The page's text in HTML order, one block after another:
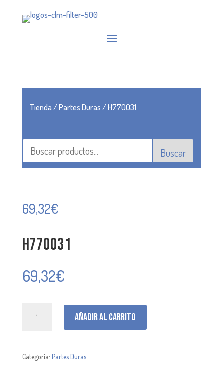
Tienda/Partes Duras/ H770031
Buscar
69,32€
H770031
69,32€
Añadir al carrito
Categoría: Partes Duras